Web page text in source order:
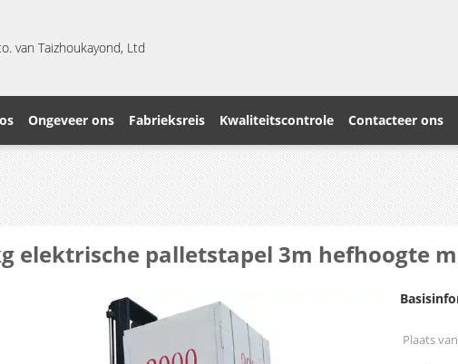
van Taizhoukayond, Ltd
Ongeveer ons Fabrieksreis Kwaliteitscontrole Contacteer ons
elektrische palletstapel 3m hefhoogte
Plaats